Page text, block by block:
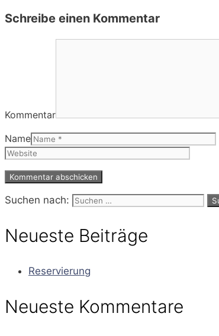
Schreibe einen Kommentar
Kommentar
Name
Suchen nach:
Neueste Beiträge
Reservierung
Neueste Kommentare